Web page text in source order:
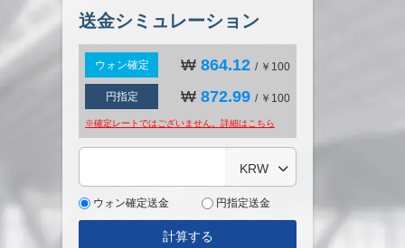
送金シミュレーション
ウォン確定 ₩ 864.12 / ￥100
円指定 ₩ 872.99 / ￥100
※確定レートではございません。詳細は こちら
KRW
ウォン確定送金 円指定送金
計算する